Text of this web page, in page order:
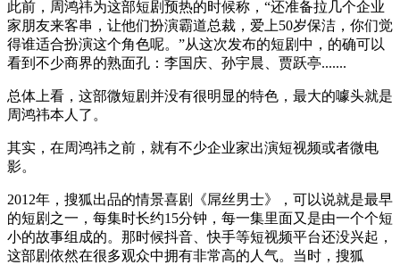
此前，周鸿祎为这部短剧预热的时候称，“还准备拉几个企业
家朋友来客串，让他们扮演霸道总裁，爱上50岁保洁，你们觉
得谁适合扮演这个角色呢。”从这次发布的短剧中，的确可以
看到不少商界的熟面孔：李国庆、孙宇晨、贾跃亭.......
总体上看，这部微短剧并没有很明显的特色，最大的噱头就是
周鸿祎本人了。
其实，在周鸿祎之前，就有不少企业家出演短视频或者微电
影。
2012年，搜狐出品的情景喜剧《屌丝男士》，可以说就是最早
的短剧之一，每集时长约15分钟，每一集里面又是由一个个短
小的故事组成的。那时候抖音、快手等短视频平台还没兴起，
这部剧依然在很多观众中拥有非常高的人气。当时，搜狐